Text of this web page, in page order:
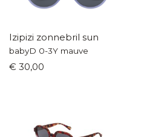
Izipizi zonnebril sun
babyD 0-3Y mauve
€ 30,00